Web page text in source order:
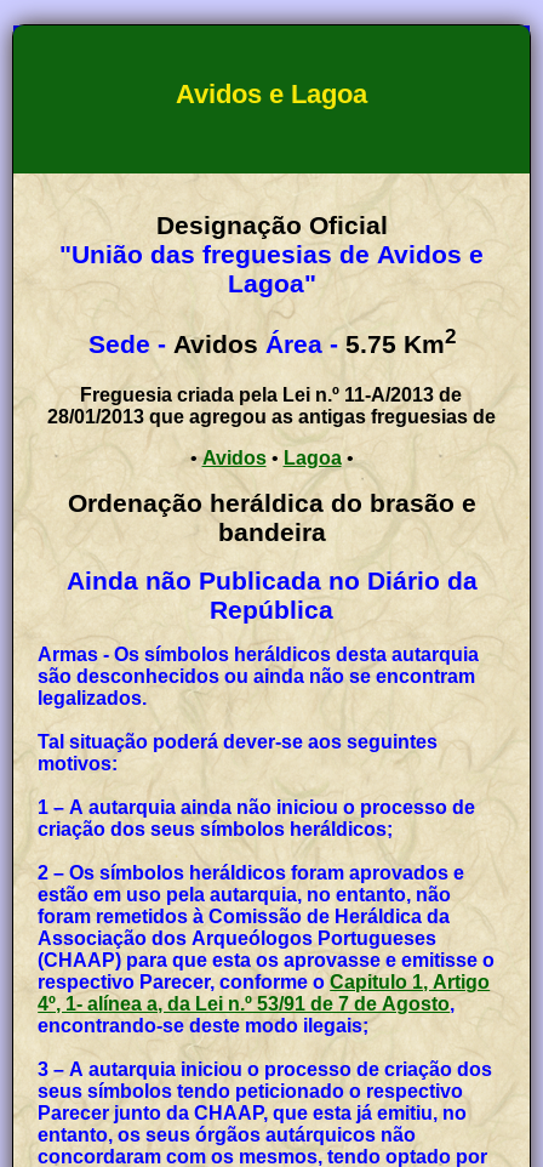
Avidos e Lagoa
Designação Oficial
"União das freguesias de Avidos e
Lagoa"
Sede - Avidos Área - 5.75 Km2
Freguesia criada pela Lei n.º 11-A/2013 de
28/01/2013 que agregou as antigas freguesias de
•Avidos• Lagoa•
Ordenação heráldica do brasão e
bandeira
Ainda não Publicada no Diário da
República
Armas - Os símbolos heráldicos desta autarquia
são desconhecidos ou ainda não se encontram
legalizados.
Tal situação poderá dever-se aos seguintes
motivos:
1 – A autarquia ainda não iniciou o processo de
criação dos seus símbolos heráldicos;
2 – Os símbolos heráldicos foram aprovados e
estão em uso pela autarquia, no entanto, não
foram remetidos à Comissão de Heráldica da
Associação dos Arqueólogos Portugueses
(CHAAP) para que esta os aprovasse e emitisse o
respectivo Parecer, conforme oCapitulo 1, Artigo
4º, 1- alínea a, da Lei n.º 53/91 de 7 de Agosto,
encontrando-se deste modo ilegais;
3 – A autarquia iniciou o processo de criação dos
seus símbolos tendo peticionado o respectivo
Parecer junto da CHAAP, que esta já emitiu, no
entanto, os seus órgãos autárquicos não
concordaram com os mesmos, tendo optado por